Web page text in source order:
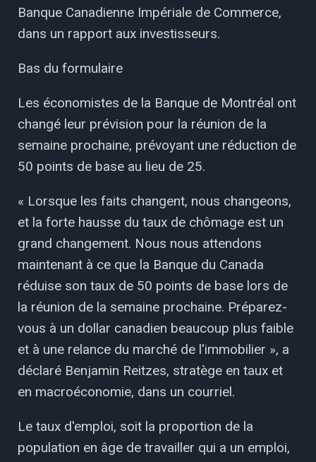
Banque Canadienne Impériale de Commerce,
dans un rapport aux investisseurs.
Bas du formulaire
Les économistes de la Banque de Montréal ont
changé leur prévision pour la réunion de la
semaine prochaine, prévoyant une réduction de
50 points de base au lieu de 25.
« Lorsque les faits changent, nous changeons,
et la forte hausse du taux de chômage est un
grand changement. Nous nous attendons
maintenant à ce que la Banque du Canada
réduise son taux de 50 points de base lors de
la réunion de la semaine prochaine. Préparez-
vous à un dollar canadien beaucoup plus faible
et à une relance du marché de l'immobilier », a
déclaré Benjamin Reitzes, stratège en taux et
en macroéconomie, dans un courriel.
Le taux d'emploi, soit la proportion de la
population en âge de travailler qui a un emploi,